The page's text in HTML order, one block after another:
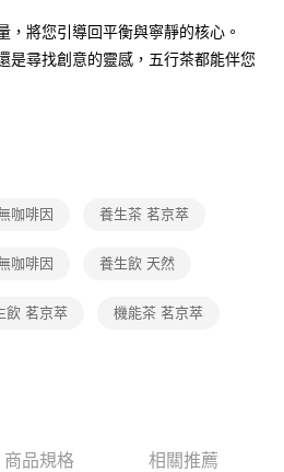
需資料之確認、核對及更正。
連結：https://oppay.tw/userRule
上)免運費
，將您引導回平衡與寧靜的核心。
是尋找創意的靈感，五行茶都能伴您
咖啡因 養生茶 茗京萃
咖啡因 養生飲 天然
飲 茗京萃 機能茶 茗京萃
商品規格 相關推薦